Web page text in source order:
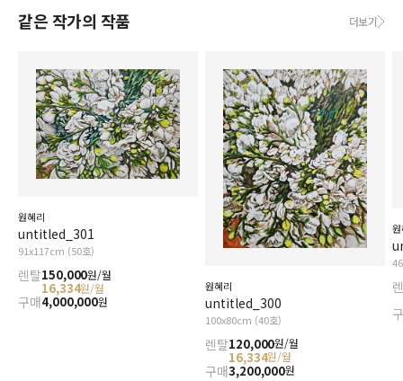
같은 작가의 작품 더보기
원혜리
untitled_301
91x117cm (50호)
렌탈150,000원/월
16,334원/월
구매4,000,000원
원혜리
untitled_300
100x80cm (40호)
렌탈120,000원/월
16,334원/월
구매3,200,000원